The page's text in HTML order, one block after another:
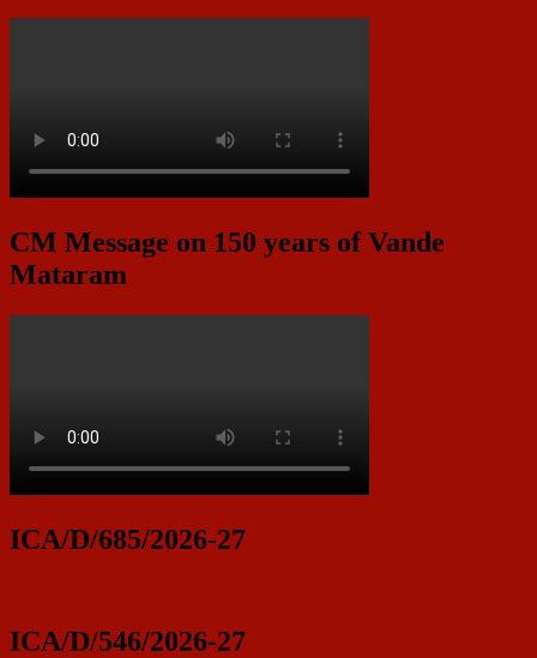
CM Message on 150 years of Vande
Mataram
ICA/D/685/2026-27
ICA/D/546/2026-27